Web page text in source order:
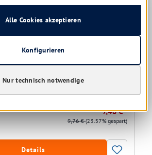
7,46 € *
9,76 €(23.57% gespart)
Details
Nur technisch notwendige
Konfigurieren
Alle Cookies akzeptieren